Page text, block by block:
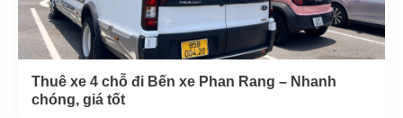
Thuê xe 4 chỗ đi Bến xe Phan Rang – Nhanh
chóng, giá tốt